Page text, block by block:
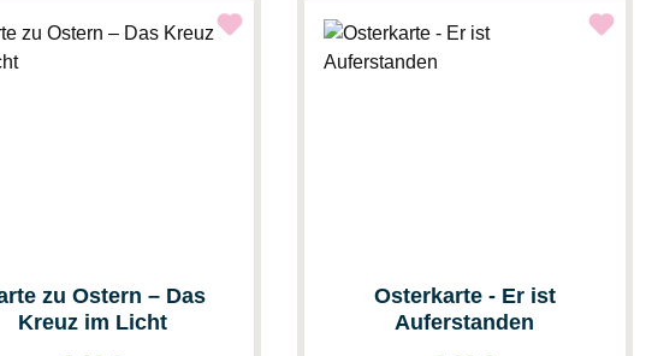
zu Ostern – Das
Kreuz im Licht
Osterkarte - Er ist
Auferstanden